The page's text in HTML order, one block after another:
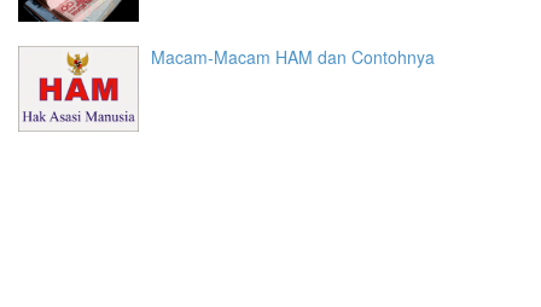
Macam-Macam HAM dan Contohnya